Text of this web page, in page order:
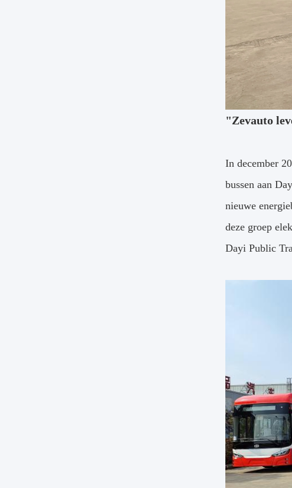
"Zevauto
In december
bussen aan
nieuwe
deze groep
Dayi Public